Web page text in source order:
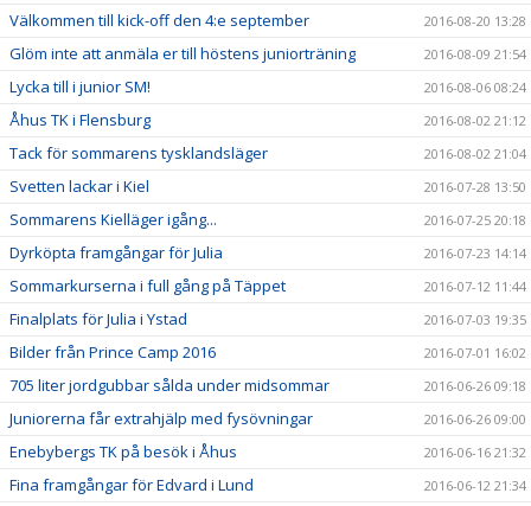
Välkommen till kick-off den 4:e september 2016-08-20 13:28
Glöm inte att anmäla er till höstens juniorträning 2016-08-09 21:54
Lycka till i junior SM! 2016-08-06 08:24
Åhus TK i Flensburg 2016-08-02 21:12
Tack för sommarens tysklandsläger 2016-08-02 21:04
Svetten lackar i Kiel 2016-07-28 13:50
Sommarens Kielläger igång... 2016-07-25 20:18
Dyrköpta framgångar för Julia 2016-07-23 14:14
Sommarkurserna i full gång på Täppet 2016-07-12 11:44
Finalplats för Julia i Ystad 2016-07-03 19:35
Bilder från Prince Camp 2016 2016-07-01 16:02
705 liter jordgubbar sålda under midsommar 2016-06-26 09:18
Juniorerna får extrahjälp med fysövningar 2016-06-26 09:00
Enebybergs TK på besök i Åhus 2016-06-16 21:32
Fina framgångar för Edvard i Lund 2016-06-12 21:34